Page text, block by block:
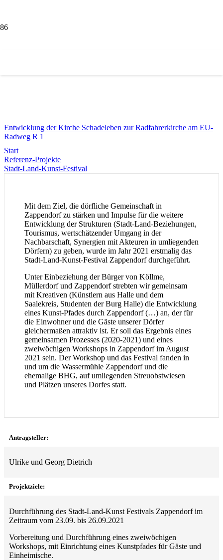
Stadt-Land-Kunst-Festival
Entwicklung der Kirche Schadeleben zur Radfahrerkirche am EU-
Radweg R 1
Start
Referenz-Projekte
Stadt-Land-Kunst-Festival
Mit dem Ziel, die dörfliche Gemeinschaft in
Zappendorf zu stärken und Impulse für die weitere
Entwicklung der Strukturen (Stadt-Land-Beziehungen,
Tourismus, wertschätzender Umgang in der
Nachbarschaft, Synergien mit Akteuren in umliegenden
Dörfern) zu geben, wurde im Jahr 2021 erstmalig das
Stadt-Land-Kunst-Festival Zappendorf durchgeführt.
Unter Einbeziehung der Bürger von Köllme,
Müllerdorf und Zappendorf strebten wir gemeinsam
mit Kreativen (Künstlern aus Halle und dem
Saalekreis, Studenten der Burg Halle) die Entwicklung
eines Kunst-Pfades durch Zappendorf (…) an, der für
die Einwohner und die Gäste unserer Dörfer
gleichermaßen attraktiv ist. Er soll das Ergebnis eines
gemeinsamen Prozesses (2020-2021) und eines
zweiwöchigen Workshops in Zappendorf im August
2021 sein. Der Workshop und das Festival fanden in
und um die Wassermühle Zappendorf und die
ehemalige BHG, auf umliegenden Streuobstwiesen
und Plätzen unseres Dorfes statt.
Antragsteller:
Ulrike und Georg Dietrich
Projektziele:
Durchführung des Stadt-Land-Kunst Festivals Zappendorf im
Zeitraum vom 23.09. bis 26.09.2021
Vorbereitung und Durchführung eines zweiwöchigen
Workshops, mit Einrichtung eines Kunstpfades für Gäste und
Einheimische.